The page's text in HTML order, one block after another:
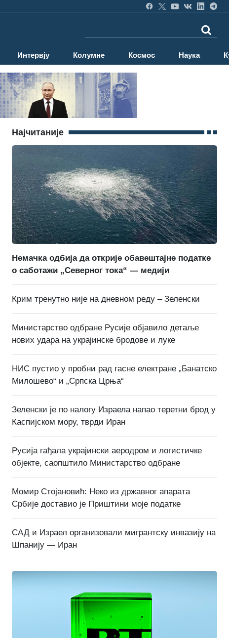
Интервју Колумне Космос Наука
Најчитаније
Немачка одбија да открије обавештајне податке
о саботажи „Северног тока“ — медији
Крим тренутно није на дневном реду – Зеленски
Министарство одбране Русије објавило детаље
нових удара на украјинске бродове и луке
НИС пустио у пробни рад гасне електране „Банатско
Милошево“ и „Српска Црња“
Зеленски је по налогу Израела напао теретни брод у
Каспијском мору, тврди Иран
Русија гађала украјински аеродром и логистичке
објекте, саопштило Министарство одбране
Момир Стојановић: Неко из државног апарата
Србије доставио је Приштини моје податке
САД и Израел организовали мигрантску инвазију на
Шпанију — Иран